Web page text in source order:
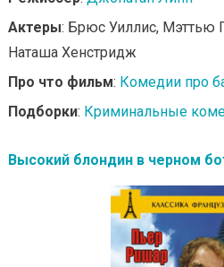
Актеры: Брюс Уиллис, Мэттью
Наташа Хенстридж
Про что фильм: Комедии про
Подборки: Криминальные
Высокий блондин в черном